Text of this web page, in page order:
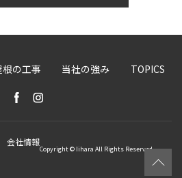
根の工事 当社の強み TOPICS
会社情報
Copyright © Iihara All Rights Reserved.